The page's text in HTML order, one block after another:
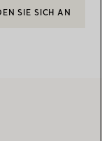
SIE SICH AN